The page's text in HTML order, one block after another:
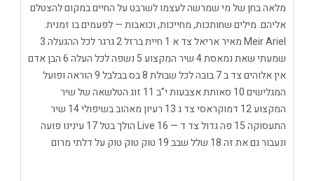
מלאה בחן של מי שמרשה לעצמו לשרבט על החיים במקום להצטלם
אליהם. מילים שחותכות, מחייכות, וכואבות — לפעמים בו זמנית.
Meir Ariel מאיר אריאל צד א 1 חיית ברזל 2 גרגר לכל ההגעלה 3
שמעתי שאת נמאסת 4 שיר המקצוע 5 נשפה לכל העלה 6 הבן אדם
אין אלוהים צד ב 7 בובה לכל שבולת 8 בס בבלבל 9 הוראה ופועל
המגלישים 10 סאותת אצבעות י”ב 11 זוג הטלשאה של שיר
המקצוע 12 דמוקראסי צד ג 13 רעיון מאהוב בשיפולי 14 שיר
התעסוקה 15 פה גדול צד ד — Live 16 הולך בטל 17 עינינו פועה
ונעבור גם את זה 18 שלל שבב 19 טוק טוק טוק על דלתי מרום